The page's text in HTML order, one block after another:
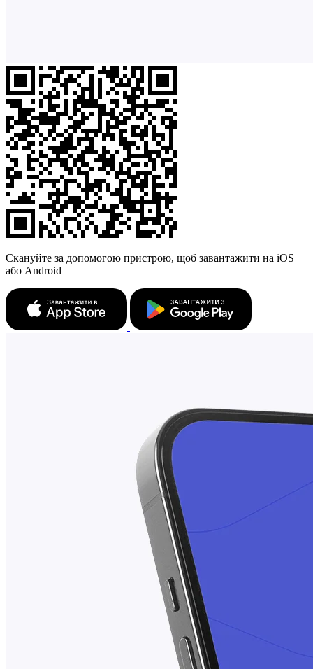
Скануйте за допомогою пристрою, щоб завантажити на iOS
або Android